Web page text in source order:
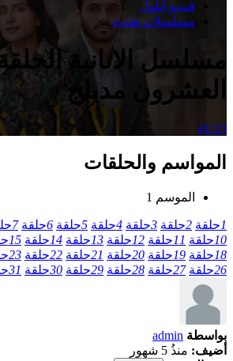
فيديو ايلول
مسلسلات هندية
العشرون مدبلج
41:15
المواسم والحلقات
الموسم 1
1حلقة 2حلقة 3حلقة 4حلقة 5حلقة 6حلقة 7
10حلقة 11حلقة 12حلقة 13حلقة 14حلقة 15
18حلقة 19حلقة 20حلقة 21حلقة 22حلقة 23
26حلقة 27حلقة 28حلقة 29حلقة 30حلقة 31
بواسطة admin
أضيف: منذُ 5 شهور